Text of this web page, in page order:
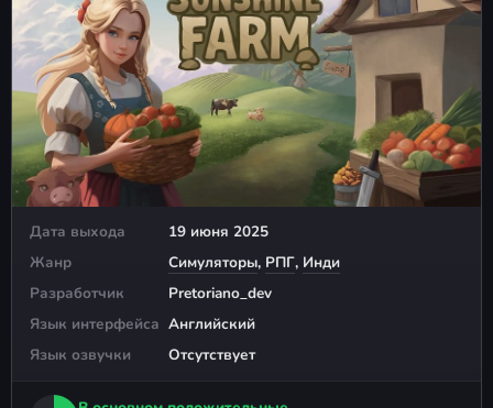
Дата выхода
19 июня 2025
Жанр
Симуляторы, РПГ, Инди
Разработчик
Pretoriano_dev
Язык интерфейса Английский
Язык озвучки
Отсутствует